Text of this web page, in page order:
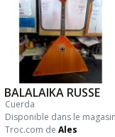
BALALAIKA RUSSE
cuerda
Disponible dans le
Troc.com de Ales